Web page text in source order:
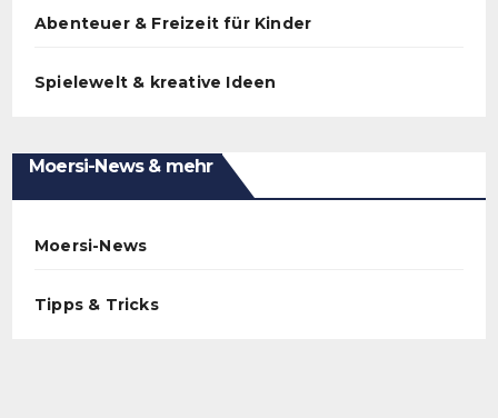
Abenteuer & Freizeit für Kinder
Spielewelt & kreative Ideen
Moersi-News & mehr
Moersi-News
Tipps & Tricks